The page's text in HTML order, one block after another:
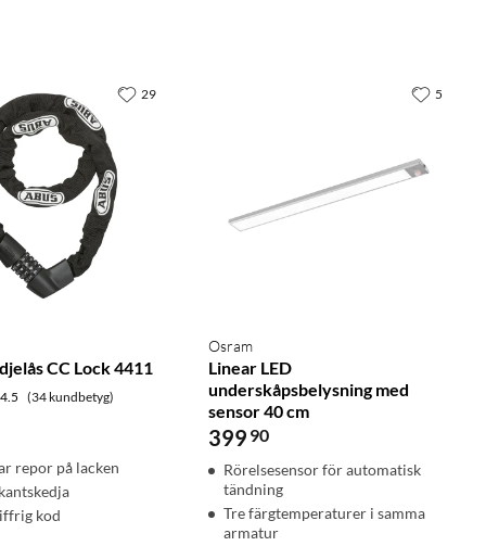
CC Lock 4411
4.5 (34 kundbetyg)
repor på lacken
kod
29
Osram
Linear LED
underskåpsbelysning med
sensor 40 cm
399 90
Rörelsesensor för automatisk
tändning
Tre färgtemperaturer i samma
armatur
5